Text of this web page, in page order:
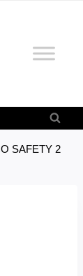
SAFETY 2